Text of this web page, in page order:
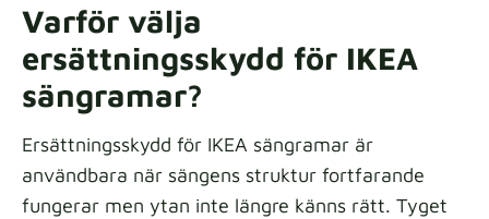
Varför välja
ersättningsskydd för IKEA
sängramar?
Ersättningsskydd för IKEA sängramar är
användbara när sängens struktur fortfarande
fungerar men ytan inte längre känns rätt. Tyget